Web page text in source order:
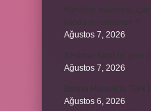
Ağustos 7, 2026
Ağustos 7, 2026
Ağustos 6, 2026